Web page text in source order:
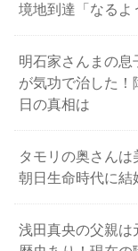
境地到達「なるよ
明石家さんまの息
が気功で治した
日の真相は
タモリの奥さん
朝日生命時代に結
浅田真央の父親